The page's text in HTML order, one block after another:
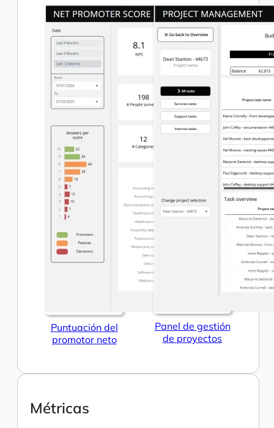
Puntuación del
promotor neto
Panel de gestión
de proyectos
Métricas